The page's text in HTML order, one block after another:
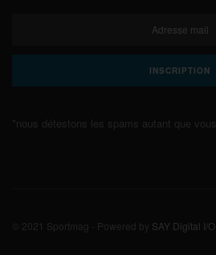
*nous détestons les spams autant que vous
© 2021 Sportmag - Powered by SAY Digital I/O